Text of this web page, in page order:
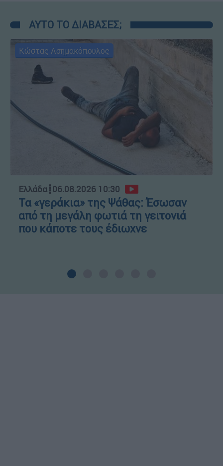
ΑΥΤΟ ΤΟ ΔΙΑΒΑΣΕΣ;
Κώστας Ασημακόπουλος
Ελλάδα┋06.08.2026 10:30
Τα «γεράκια» της Ψάθας: Έσωσαν
από τη μεγάλη φωτιά τη γειτονιά
που κάποτε τους έδιωχνε